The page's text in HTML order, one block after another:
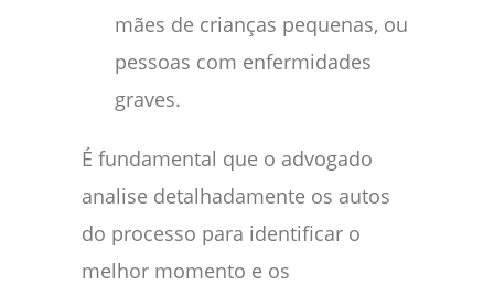
mães de crianças pequenas, ou
pessoas com enfermidades
graves.
É fundamental que o advogado
analise detalhadamente os autos
do processo para identificar o
melhor momento e os